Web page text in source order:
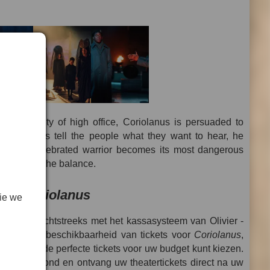
opportunity of high office, Coriolanus is persuaded to
politicians tell the people what they want to hear, he
most celebrated warrior becomes its most dangerous
hang in the balance.
Coriolanus
u rechtstreeks met het kassasysteem van Olivier -
beschikbaarheid van tickets voor Coriolanus,
zodat u de perfecte tickets voor uw budget kunt kiezen.
plattegrond en ontvang uw theatertickets direct na uw
we